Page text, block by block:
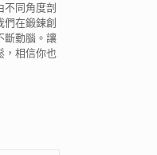
不同角度剖
們在鍛鍊創
斷動腦。讓
，相信你也